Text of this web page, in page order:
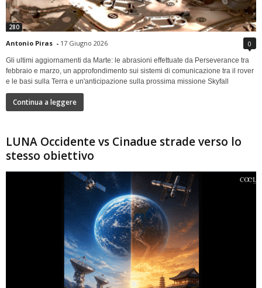
280
Antonio Piras - 17 Giugno 2026 0
Gli ultimi aggiornamenti da Marte: le abrasioni effettuate da Perseverance tra
febbraio e marzo, un approfondimento sui sistemi di comunicazione tra il rover
e le basi sulla Terra e un'anticipazione sulla prossima missione Skyfall
Continua a leggere
LUNA Occidente vs Cinadue strade verso lo
stesso obiettivo